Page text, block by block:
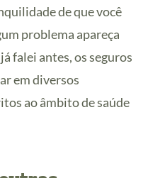
de que você
problema apareça
falei antes, os seguros
em diversos
ao âmbito de saúde